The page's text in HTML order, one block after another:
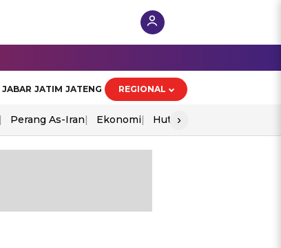
JABAR JATIM JATENG REGIONAL
Perang As-Iran Ekonomi Hut Ri
›